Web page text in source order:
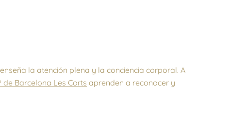
la atención plena y la conciencia corporal. A
de Barcelona Les Corts aprenden a reconocer y